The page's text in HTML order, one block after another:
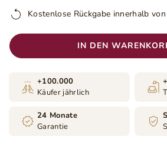
Kostenlose Rückgabe innerhalb von
IN DEN
+100.000
Käufer jährlich
24 Monate
Garantie